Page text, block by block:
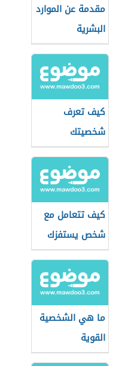
مقدمة عن الموارد
البشرية
كيف تعرف
شخصيتك
كيف تتعامل مع
شخص يستفزك
ما هي الشخصية
القوية